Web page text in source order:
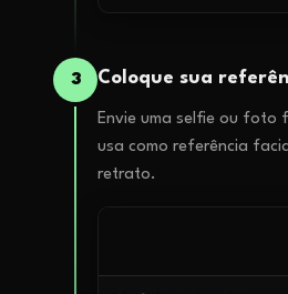
3 Coloque sua
Envie uma selfie ou foto
usa como referência
retrato.